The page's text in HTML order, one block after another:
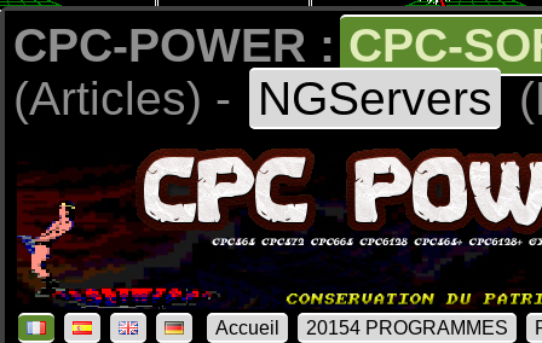
CPC-POWER : CPC-
(Articles) -
NGServers
Accueil 20154 PROGRAMMES